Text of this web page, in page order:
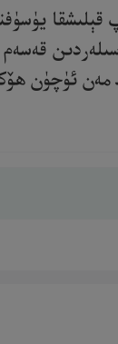
قېلىشقا
ئۈچۈن